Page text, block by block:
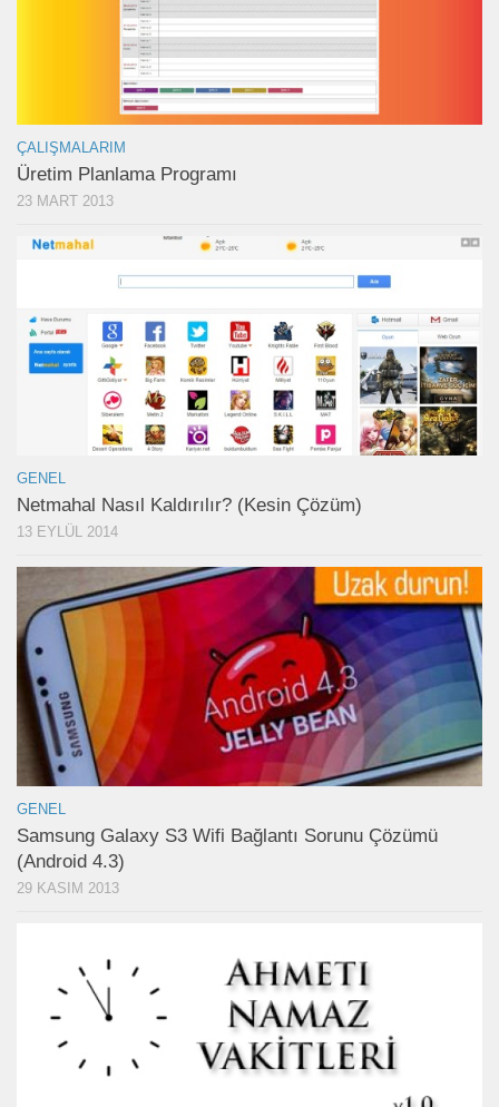
ÇALIŞMALARIM
Üretim Planlama Programı
23 MART 2013
GENEL
Netmahal Nasıl Kaldırılır? (Kesin Çözüm)
13 EYLÜL 2014
GENEL
Samsung Galaxy S3 Wifi Bağlantı Sorunu Çözümü
(Android 4.3)
29 KASIM 2013